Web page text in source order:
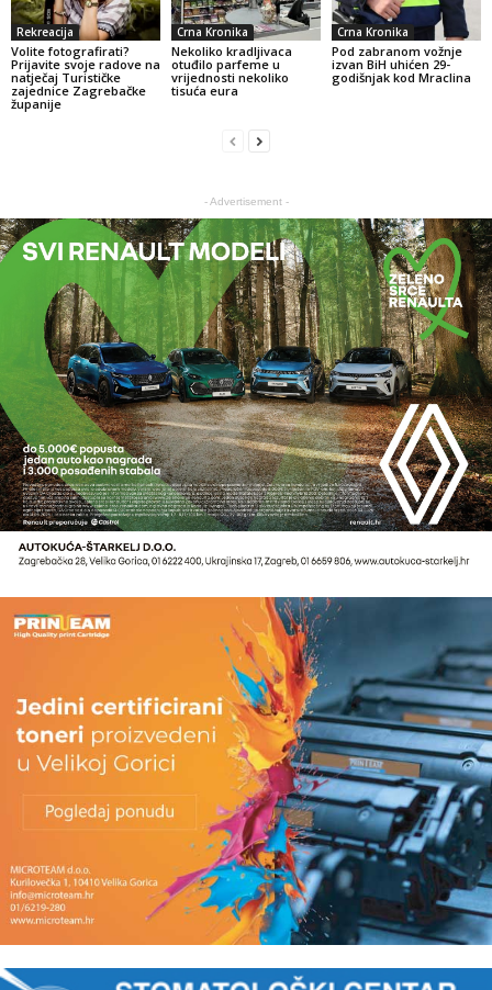
Rekreacija
Volite fotografirati?
Prijavite svoje radove na
natječaj Turističke
zajednice Zagrebačke
županije
Crna Kronika
Nekoliko kradljivaca
otuđilo parfeme u
vrijednosti nekoliko
tisuća eura
Crna Kronika
Pod zabranom vožnje
izvan BiH uhićen 29-
godišnjak kod Mraclina
- Advertisement -